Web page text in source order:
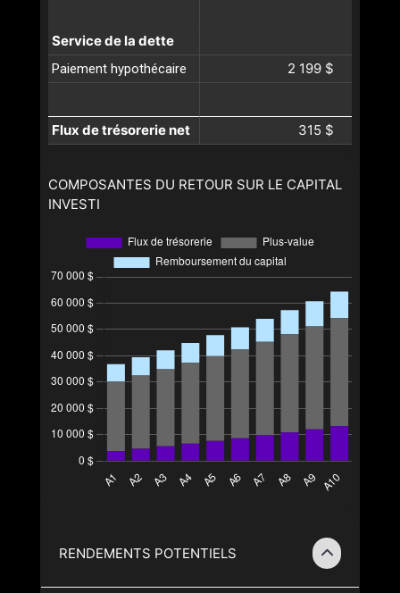
Service de la dette
Paiement hypothécaire 2 199 $
Flux de trésorerie net 315 $
COMPOSANTES DU RETOUR SUR LE CAPITAL
INVESTI
RENDEMENTS POTENTIELS